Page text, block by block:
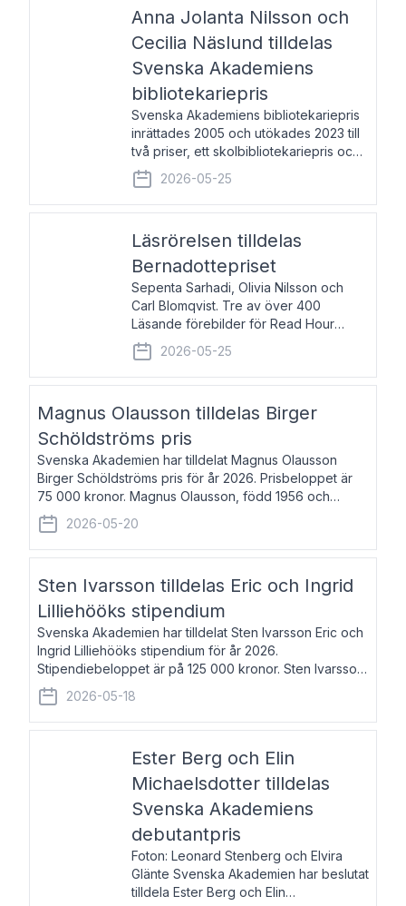
Anna Jolanta Nilsson och
Cecilia Näslund tilldelas
Svenska Akademiens
bibliotekariepris
Svenska Akademiens bibliotekariepris
inrättades 2005 och utökades 2023 till
två priser, ett skolbibliotekariepris och
ett folkbibliotekariepris. Priserna skall
tilldelas bibliotekarier vid svenska folk-
och skolbibliotek som gjort värdefull
2026-05-25
Läsrörelsen tilldelas
Bernadottepriset
Sepenta Sarhadi, Olivia Nilsson och
Carl Blomqvist. Tre av över 400
Läsande förebilder för Read Hour
Sverige. Foto: Michael Wall. Den ideella
föreningen Läsrörelsen tilldelas
Bernadottepriset 2026 för att den
2026-05-25
Magnus Olausson tilldelas Birger
Schöldströms pris
Svenska Akademien har tilldelat Magnus Olausson
Birger Schöldströms pris för år 2026. Prisbeloppet är
75 000 kronor. Magnus Olausson, född 1956 och
bosatt i Stockholm, är konstvetare, museiman och
hovman. Han disputerade 1993 vid Uppsala un
2026-05-20
Sten Ivarsson tilldelas Eric och Ingrid
Lilliehööks stipendium
Svenska Akademien har tilldelat Sten Ivarsson Eric och
Ingrid Lilliehööks stipendium för år 2026.
Stipendiebeloppet är på 125 000 kronor. Sten Ivarsson,
född 1979, är mediateksamordnare vid
Söderslättsgymnasiet i Trelleborg. Här har han på
2026-05-18
Ester Berg och Elin
Michaelsdotter tilldelas
Svenska Akademiens
debutantpris
Foton: Leonard Stenberg och Elvira
Glänte Svenska Akademien har beslutat
tilldela Ester Berg och Elin